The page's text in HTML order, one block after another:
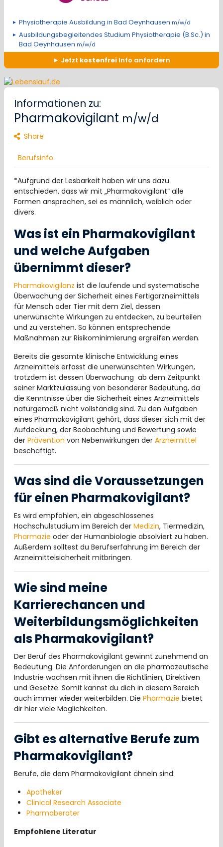
Physiotherapie Ausbildung in Bad Oeynhausen m/w/d
Ausbildungsbegleitendes Studium Physiotherapie (B.Sc.) in
Bad Oeynhausen m/w/d
Jetzt kostenfrei Info anfordern
Informationen zu:
Pharmakovigilant m/w/d
Share
Berufsinfo
*Aufgrund der Lesbarkeit haben wir uns dazu
entschieden, dass wir mit „Pharmakovigilant“ alle
Formen ansprechen, sei es männlich, weiblich oder
divers.
Was ist ein Pharmakovigilant
und welche Aufgaben
übernimmt dieser?
Pharmakovigilanz ist die laufende und systematische
Überwachung der Sicherheit eines Fertigarzneimittels
für Mensch oder Tier mit dem Ziel, dessen
unerwünschte Wirkungen zu entdecken, zu beurteilen
und zu verstehen. So können entsprechende
Maßnahmen zur Risikominimierung ergreifen werden.
Bereits die gesamte klinische Entwicklung eines
Arzneimittels erfasst die unerwünschten Wirkungen,
trotzdem ist dessen Überwachung ab dem Zeitpunkt
seiner Marktzulassung von besonderer Bedeutung, da
die Kenntnisse über die Sicherheit eines Arzneimittels
naturgemäß nicht vollständig sind. Zu den Aufgaben
eines Pharmakovigilant gehört, dass dieser sich mit der
Aufdeckung, der Beobachtung und Bewertung sowie
der Prävention von Nebenwirkungen der Arzneimittel
beschäftigt.
Was sind die Voraussetzungen
für einen Pharmakovigilant?
Es wird empfohlen, ein abgeschlossenes
Hochschulstudium im Bereich der Medizin, Tiermedizin,
Pharmazie oder der Humanbiologie absolviert zu haben.
Außerdem solltest du Berufserfahrung im Bereich der
Arzneimittelsicherheit mitbringen.
Wie sind meine
Karrierechancen und
Weiterbildungsmöglichkeiten
als Pharmakovigilant?
Der Beruf des Pharmakovigilant gewinnt zunehmend an
Bedeutung. Die Anforderungen an die pharmazeutische
Industrie wachsen mit ihnen die Richtlinien, Direktiven
und Gesetze. Somit kannst du dich in diesem Bereich
auch immer wieder weiterbilden. Die Pharmazie bietet
dir hier viele Möglichkeiten.
Gibt es alternative Berufe zum
Pharmakovigilant?
Berufe, die dem Pharmakovigilant ähneln sind:
Apotheker
Clinical Research Associate
Pharmaberater
Empfohlene Literatur